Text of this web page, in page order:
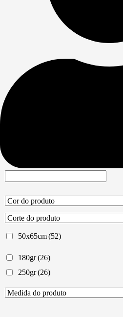
50x65cm(52)
180gr(26)
250gr(26)